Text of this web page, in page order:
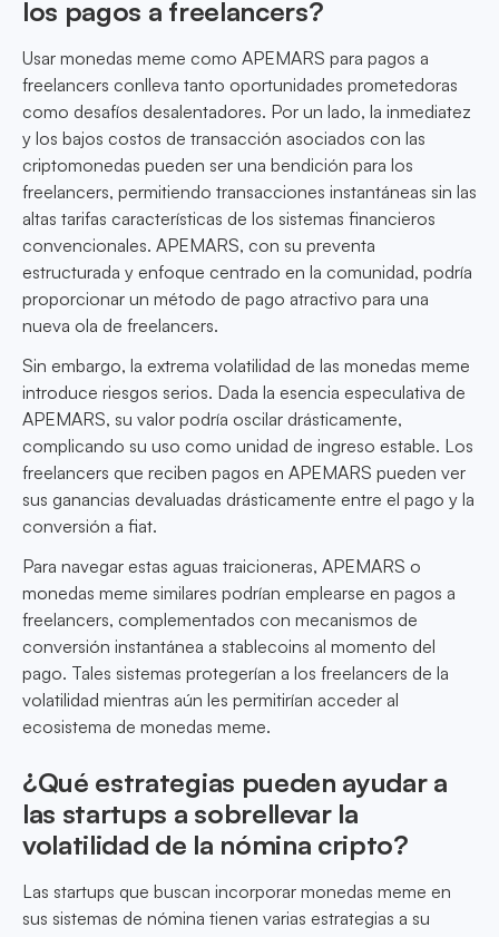
los pagos a freelancers?
Usar monedas meme como APEMARS para pagos a
freelancers conlleva tanto oportunidades prometedoras
como desafíos desalentadores. Por un lado, la inmediatez
y los bajos costos de transacción asociados con las
criptomonedas pueden ser una bendición para los
freelancers, permitiendo transacciones instantáneas sin las
altas tarifas características de los sistemas financieros
convencionales. APEMARS, con su preventa
estructurada y enfoque centrado en la comunidad, podría
proporcionar un método de pago atractivo para una
nueva ola de freelancers.
Sin embargo, la extrema volatilidad de las monedas meme
introduce riesgos serios. Dada la esencia especulativa de
APEMARS, su valor podría oscilar drásticamente,
complicando su uso como unidad de ingreso estable. Los
freelancers que reciben pagos en APEMARS pueden ver
sus ganancias devaluadas drásticamente entre el pago y la
conversión a fiat.
Para navegar estas aguas traicioneras, APEMARS o
monedas meme similares podrían emplearse en pagos a
freelancers, complementados con mecanismos de
conversión instantánea a stablecoins al momento del
pago. Tales sistemas protegerían a los freelancers de la
volatilidad mientras aún les permitirían acceder al
ecosistema de monedas meme.
¿Qué estrategias pueden ayudar a
las startups a sobrellevar la
volatilidad de la nómina cripto?
Las startups que buscan incorporar monedas meme en
sus sistemas de nómina tienen varias estrategias a su